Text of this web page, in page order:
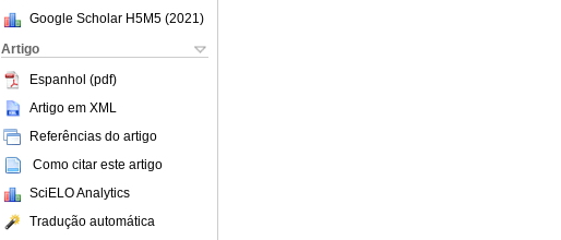
Google Scholar H5M5 (2021 )
Artigo
Espanhol (pdf)
Artigo em XML
Referências do artigo
Como citar este artigo
SciELO Analytics
Tradução automática